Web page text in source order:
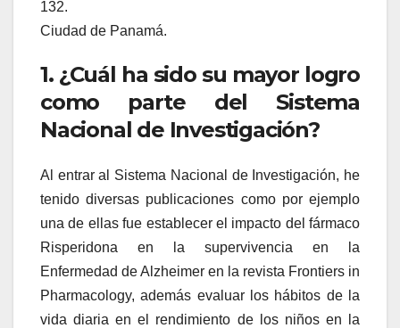
132.
Ciudad de Panamá.
1. ¿Cuál ha sido su mayor logro
como parte del Sistema
Nacional de Investigación?
Al entrar al Sistema Nacional de Investigación, he
tenido diversas publicaciones como por ejemplo
una de ellas fue establecer el impacto del fármaco
Risperidona en la supervivencia en la
Enfermedad de Alzheimer en la revista Frontiers in
Pharmacology, además evaluar los hábitos de la
vida diaria en el rendimiento de los niños en la